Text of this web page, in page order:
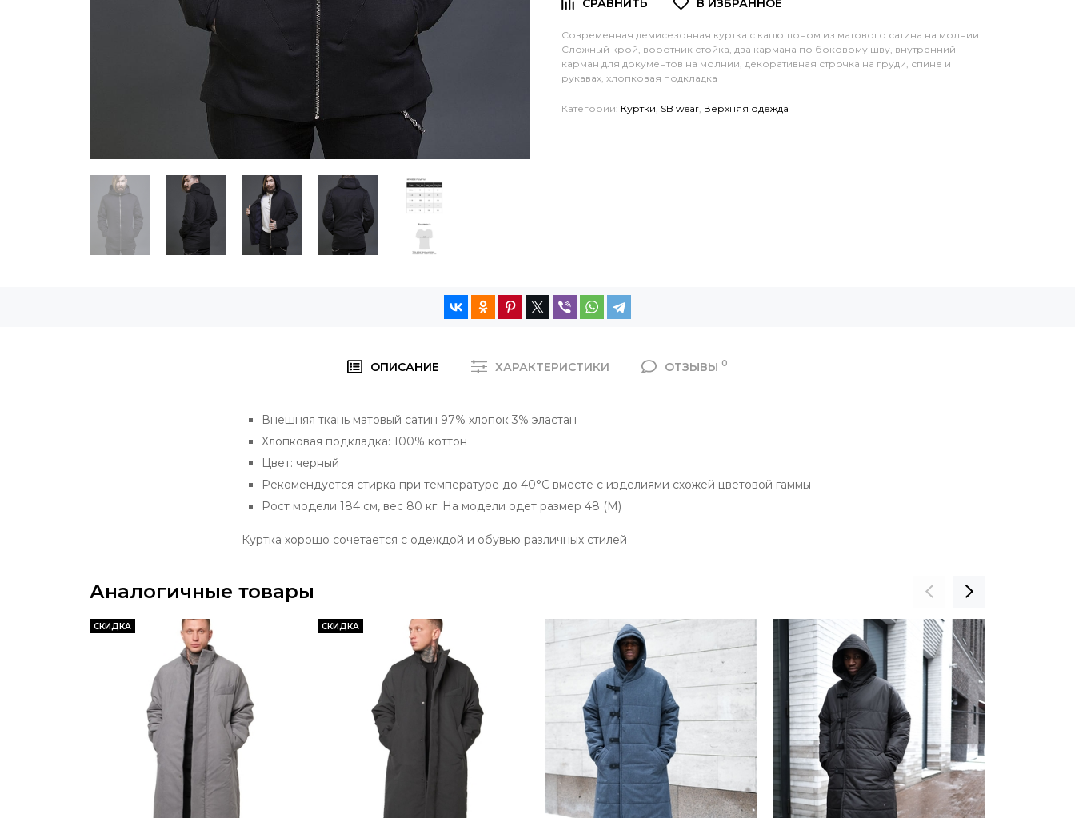
Современная демисезонная куртка с капюшоном из матового сатина на молнии.
Сложный крой, воротник стойка, два кармана по боковому шву, внутренний
карман для документов на молнии, декоративная строчка на груди, спине и
рукавах, хлопковая подкладка
Категории: Куртки, SB wear, Верхняя одежда
ОПИСАНИЕ ХАРАКТЕРИСТИКИ ОТЗЫВЫ 0
Внешняя ткань матовый сатин 97% хлопок 3% эластан
Хлопковая подкладка: 100% коттон
Цвет: черный
Рекомендуется стирка при температуре до 40°С вместе с изделиями схожей цветовой гаммы
Рост модели 184 см, вес 80 кг. На модели одет размер 48 (M)
Куртка хорошо сочетается с одеждой и обувью различных стилей
Аналогичные товары
СКИДКА СКИДКА